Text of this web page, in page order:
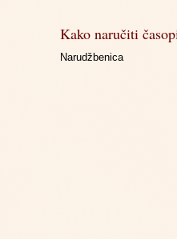
Kako naručiti
Narudžbenica